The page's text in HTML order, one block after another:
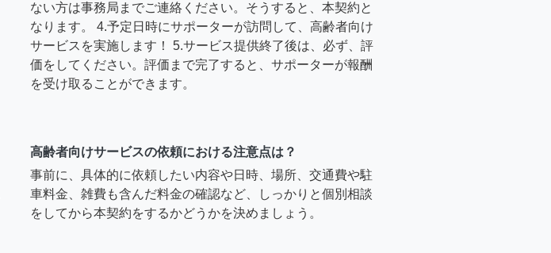
ない方は事務局までご連絡ください。そうすると、本契約と
なります。 4.予定日時にサポーターが訪問して、高齢者向け
サービスを実施します！ 5.サービス提供終了後は、必ず、評
価をしてください。評価まで完了すると、サポーターが報酬
を受け取ることができます。
高齢者向けサービスの依頼における注意点は？
事前に、具体的に依頼したい内容や日時、場所、交通費や駐
車料金、雑費も含んだ料金の確認など、しっかりと個別相談
をしてから本契約をするかどうかを決めましょう。